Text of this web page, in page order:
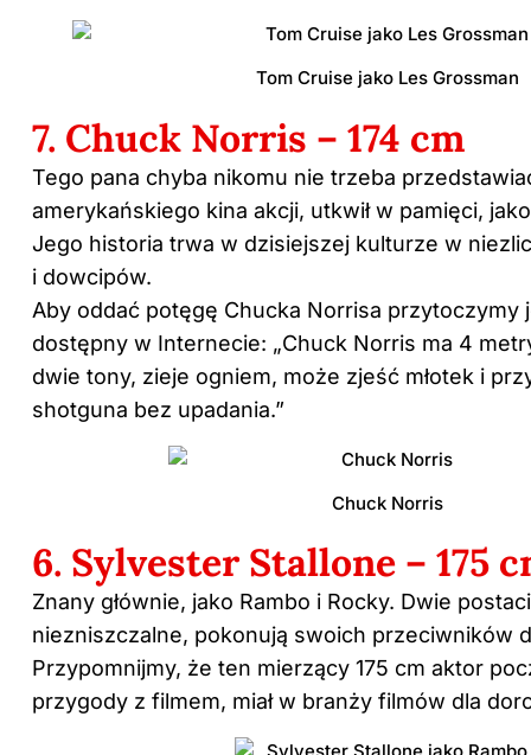
Tom Cruise jako Les Grossman
7. Chuck Norris – 174 cm
Tego pana chyba nikomu nie trzeba
amerykańskiego kina akcji, utkwił w pamięci,
Jego historia trwa w dzisiejszej kulturze w
i dowcipów.
Aby oddać potęgę Chucka Norrisa przytoczymy
dostępny w Internecie: „Chuck Norris ma 4
dwie tony, zieje ogniem, może zjeść młotek i
shotguna bez upadania.”
Chuck Norris
6. Sylvester Stallone – 175
Znany głównie, jako Rambo i Rocky. Dwie
niezniszczalne, pokonują swoich przeciwników
Przypomnijmy, że ten mierzący 175 cm aktor
przygody z filmem, miał w branży filmów dla